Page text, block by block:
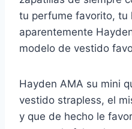
tu perfume favorito, tu
aparentemente
modelo de vestido
Hayden AMA su mini
vestido strapless, el
y que de hecho le